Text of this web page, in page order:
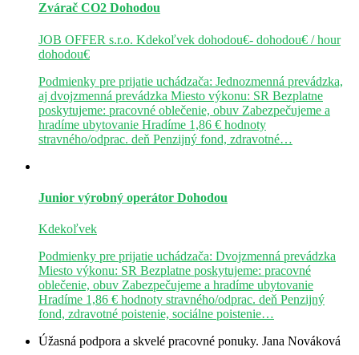
Zvárač CO2 Dohodou
JOB OFFER s.r.o. Kdekoľvek dohodou€- dohodou€ / hour
dohodou€
Podmienky pre prijatie uchádzača: Jednozmenná prevádzka,
aj dvojzmenná prevádzka Miesto výkonu: SR Bezplatne
poskytujeme: pracovné oblečenie, obuv Zabezpečujeme a
hradíme ubytovanie Hradíme 1,86 € hodnoty
stravného/odprac. deň Penzijný fond, zdravotné…
Junior výrobný operátor Dohodou
Kdekoľvek
Podmienky pre prijatie uchádzača: Dvojzmenná prevádzka
Miesto výkonu: SR Bezplatne poskytujeme: pracovné
oblečenie, obuv Zabezpečujeme a hradíme ubytovanie
Hradíme 1,86 € hodnoty stravného/odprac. deň Penzijný
fond, zdravotné poistenie, sociálne poistenie…
Úžasná podpora a skvelé pracovné ponuky. Jana Nováková